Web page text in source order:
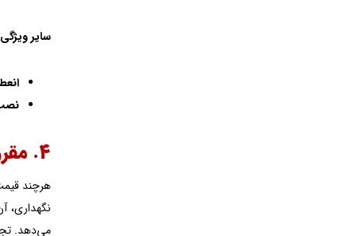
سایر
۴. مقرون‌به‌صرفه بودن بلندمدت: سرمایه‌گذاری هوشمند در گیلان
هرچند
نگهداری،
می‌دهد.